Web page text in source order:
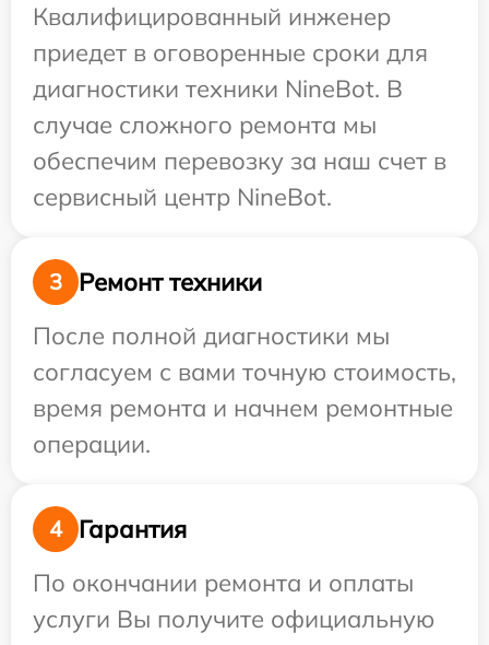
Квалифицированный инженер
приедет в оговоренные сроки для
диагностики техники NineBot. В
случае сложного ремонта мы
обеспечим перевозку за наш счет в
сервисный центр NineBot.
3
Ремонт техники
После полной диагностики мы
согласуем с вами точную стоимость,
время ремонта и начнем ремонтные
операции.
4
Гарантия
По окончании ремонта и оплаты
услуги Вы получите официальную